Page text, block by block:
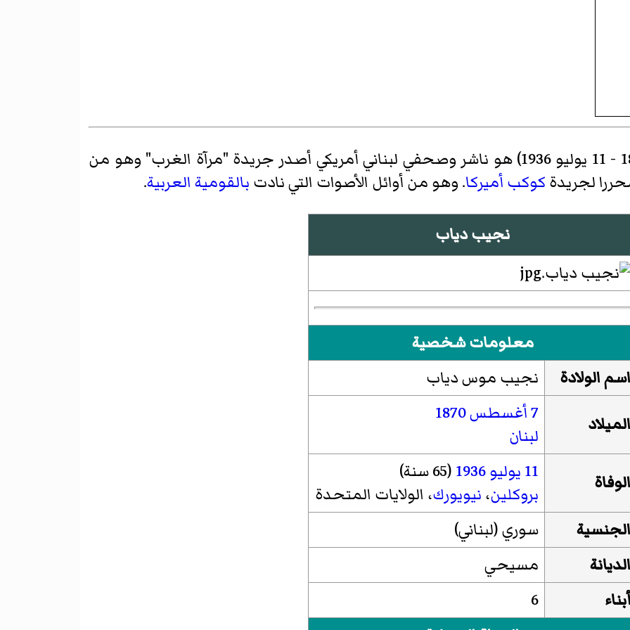
(7 أغسطس 1870 - 11 يوليو 1936) هو ناشر وصحفي لبناني أمريكي أصدر جريدة "مرآة الغرب" وهو من
لجريدة كوكب أميركا. وهو من أوائل الأصوات التي نادت بالقومية العربية.
نجيب دياب
معلومات شخصية
اسم الولادة
نجيب موس دياب
الميلاد
7 أغسطس
1870
لبنان
الوفاة
11 يوليو 1936 (65 سنة)
بروكلين، نيويورك، الولايات المتحدة
الجنسية
سوري (لبناني)
الديانة
مسيحي
أبناء
6